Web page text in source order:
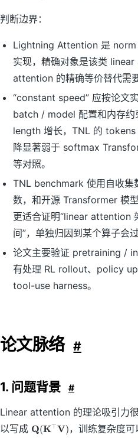
判断边界：
Lightning Attention 是
实现，精确对象是该类
attention 的精确等价替代需
“constant speed” 应按论文
batch / model 配置和内存约
length 增长，TNL 的
降显著弱于 softmax
等对照。
TNL benchmark 使用自收集
数，和开源 Transformer 模
更适合证明“linear attention
间”，单独归因到某个算子会过
论文主要验证 pretraining /
有处理 RL rollout、policy
tool-use harness。
论文脉络 #
1. 问题背景 #
Linear attention 的理论吸引力
以写成 \
Q(K⊤V)，训练复杂度